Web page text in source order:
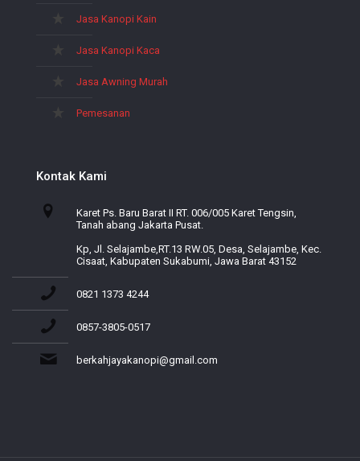
Jasa Kanopi Kain
Jasa Kanopi Kaca
Jasa Awning Murah
Pemesanan
Kontak Kami
Karet Ps. Baru Barat II RT. 006/005 Karet Tengsin,
Tanah abang Jakarta Pusat.
Kp, Jl. Selajambe,RT.13 RW.05, Desa, Selajambe, Kec.
Cisaat, Kabupaten Sukabumi, Jawa Barat 43152
0821 1373 4244
0857-3805-0517
berkahjayakanopi@gmail.com